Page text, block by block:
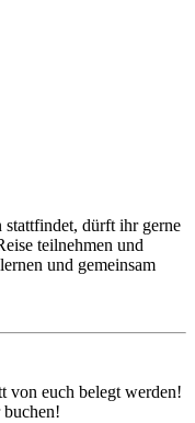
stattfindet, dürft ihr gerne
teilnehmen und
und gemeinsam
von euch belegt werden!
buchen!